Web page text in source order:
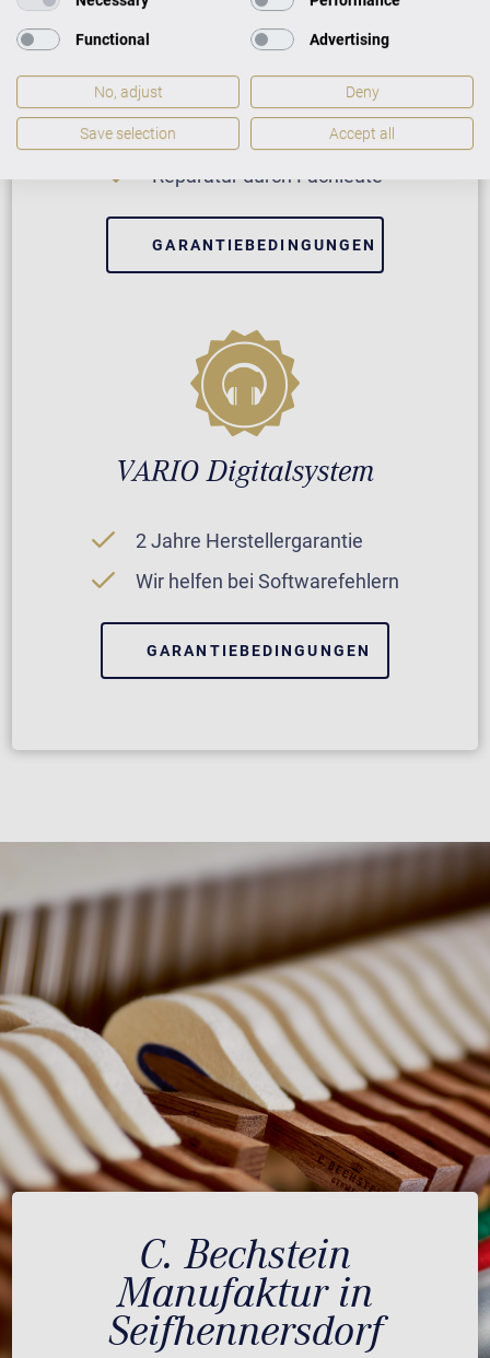
5 Jahre Herstellergarantie
Reparatur durch Fachleute
GARANTIEBEDINGUNGEN
VARIO Digitalsystem
2 Jahre Herstellergarantie
Wir helfen bei Softwarefehlern
GARANTIEBEDINGUNGEN
C. Bechstein
Manufaktur in
Seifhennersdorf
Functional Advertising
No, adjust Deny
Save selection Accept all